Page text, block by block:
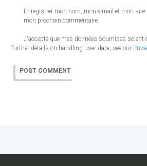
Enregistrer mon nom, mon e-mail et mon
mon prochain commentaire.
J'accepte que mes données soumises soient
further details on handling user data, see our